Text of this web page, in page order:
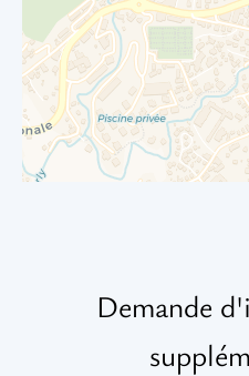
Demande